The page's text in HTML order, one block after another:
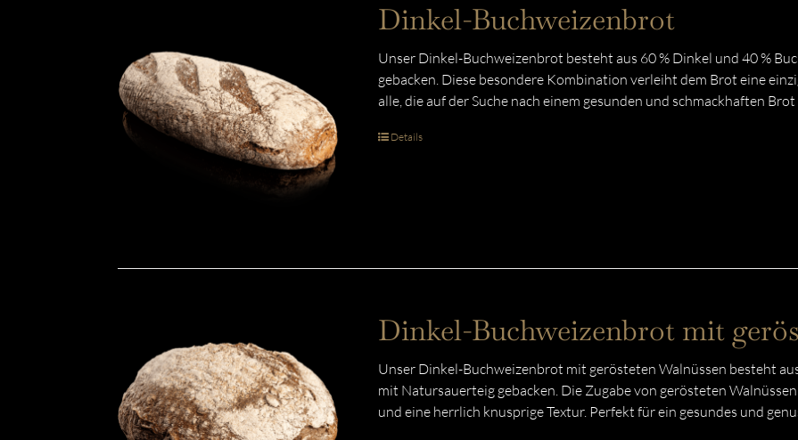
Dinkel-Buchweizenbrot
Unser Dinkel-Buchweizenbrot besteht aus 60 % Dinkel und 40 %
gebacken. Diese besondere Kombination verleiht dem Brot eine
alle, die auf der Suche nach einem gesunden und schmackhaften
Details
Dinkel-Buchweizenbrot mit
Unser Dinkel-Buchweizenbrot mit gerösteten Walnüssen besteht
mit Natursauerteig gebacken. Die Zugabe von gerösteten
und eine herrlich knusprige Textur. Perfekt für ein gesundes und